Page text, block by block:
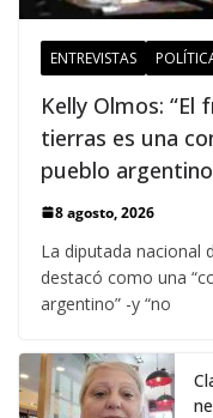
ENTREVISTAS
Kelly Olmos:
tierras es una
pueblo
8 agosto, 2026
La diputada nacional
destacó como una
argentino” -y “no